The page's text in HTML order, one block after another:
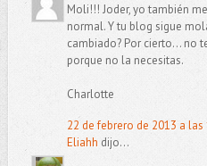
Moli!!! Joder, yo también
normal. Y tu blog sigue
cambiado? Por cierto... no
porque no la necesitas.
Charlotte
22 de febrero de 2013 a las
Eliahh dijo...